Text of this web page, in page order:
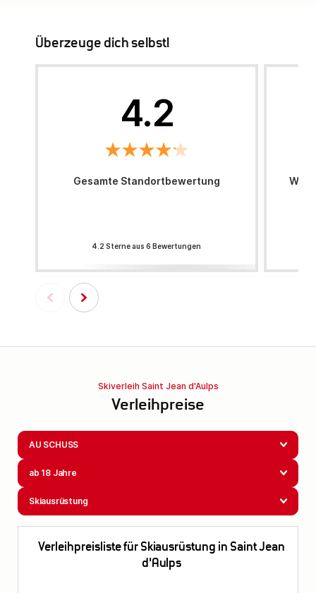
Überzeuge dich selbst!
4.2
Gesamte Standortbewertung
4.2 Sterne aus 6 Bewertungen
Wie
Skiverleih Saint Jean d'Aulps
Verleihpreise
AU SCHUSS
ab 18 Jahre
Skiausrüstung
Verleihpreisliste für Skiausrüstung in Saint Jean
d'Aulps